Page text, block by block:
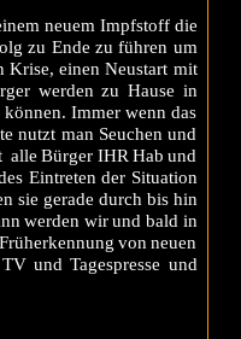
neuem Impfstoff die
zu Ende zu führen um
Krise, einen Neustart mit
werden zu Hause in
Immer wenn das
nutzt man Seuchen und
alle Bürger IHR Hab und
Eintreten der Situation
sie gerade durch bis hin
werden wir und bald in
von neuen
und Tagespresse und